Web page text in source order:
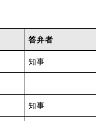
答弁者
知事
知事